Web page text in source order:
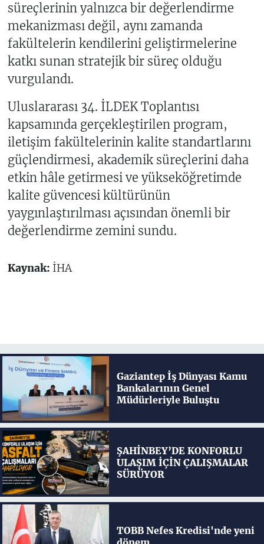
süreçlerinin yalnızca bir değerlendirme
mekanizması değil, aynı zamanda
fakültelerin kendilerini geliştirmelerine
katkı sunan stratejik bir süreç olduğu
vurgulandı.
Uluslararası 34. İLDEK Toplantısı
kapsamında gerçekleştirilen program,
iletişim fakültelerinin kalite standartlarını
güçlendirmesi, akademik süreçlerini daha
etkin hâle getirmesi ve yükseköğretimde
kalite güvencesi kültürünün
yaygınlaştırılması açısından önemli bir
değerlendirme zemini sundu.
Kaynak: İHA
Gaziantep İş Dünyası Kamu
Bankalarının Genel
Müdürleriyle Buluştu
ŞAHİNBEY’DE KONFORLU
ULAŞIM İÇİN ÇALIŞMALAR
SÜRÜYOR
TOBB Nefes Kredisi'nde yeni